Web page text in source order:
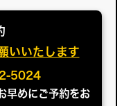
いいたします
5024
早めにご予約をお